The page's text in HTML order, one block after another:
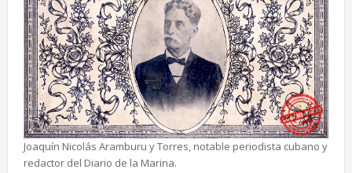
Joaquín Nicolás Aramburu y Torres, notable periodista cubano y
redactor del Diario de la Marina.